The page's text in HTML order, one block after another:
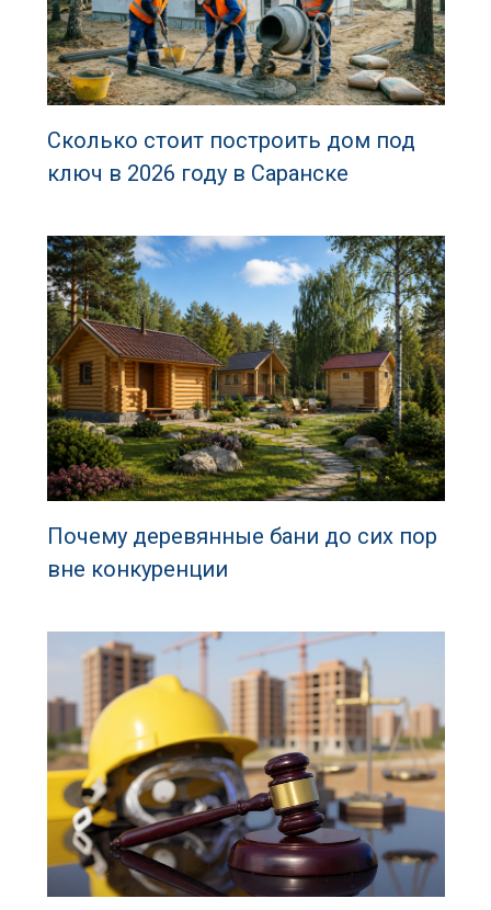
Сколько стоит построить дом под
ключ в 2026 году в Саранске
Почему деревянные бани до сих пор
вне конкуренции